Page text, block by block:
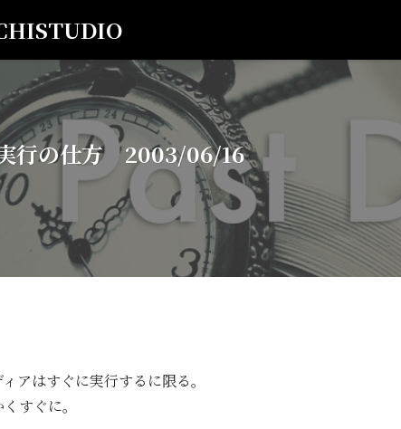
行の仕方 2003/06/16
アはすぐに実行するに限る。
すぐに。